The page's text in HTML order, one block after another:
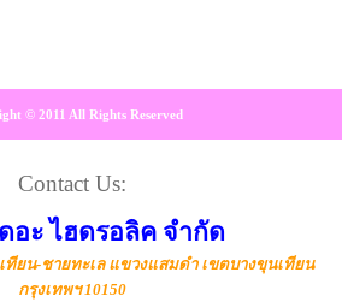
© 2011 All Rights Reserved
Contact Us:
อะ ไฮดรอลิค จำกัด
ทียน-ชายทะเล แขวงแสมดำ เขตบางขุนเทียน
กรุงเทพฯ 10150